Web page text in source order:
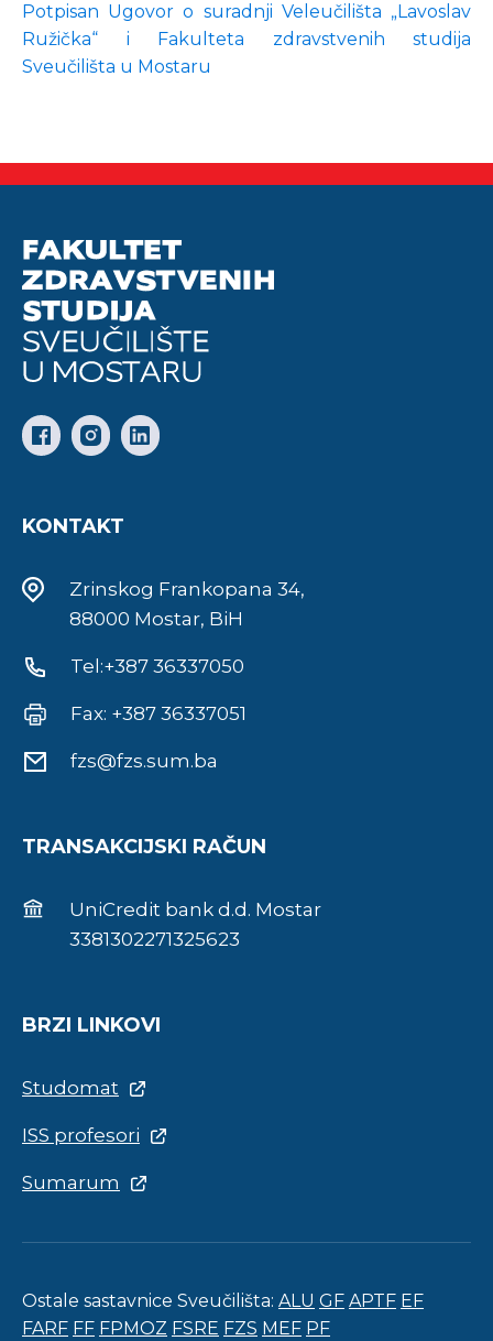
Potpisan Ugovor o suradnji Veleučilišta „Lavoslav
Ružička“ i Fakulteta zdravstvenih studija
Sveučilišta u Mostaru
KONTAKT
Zrinskog Frankopana 34,
88000 Mostar, BiH
Tel:+387 36337050
Fax: +387 36337051
fzs@fzs.sum.ba
TRANSAKCIJSKI RAČUN
UniCredit bank d.d. Mostar
3381302271325623
BRZI LINKOVI
Studomat
ISS profesori
Sumarum
Ostale sastavnice Sveučilišta: ALU GF APTF EF
FARF FF FPMOZ FSRE FZS MEF PF